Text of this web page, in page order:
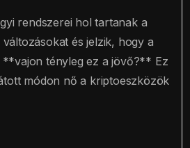
rendszerei hol tartanak a
és jelzik, hogy a
tényleg ez a jövő?** Ez
módon nő a kriptoeszközök